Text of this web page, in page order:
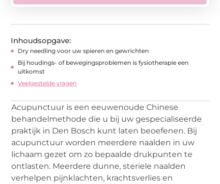
Inhoudsopgave:
Dry needling voor uw spieren en gewrichten
Bij houdings- of bewegingsproblemen is fysiotherapie een
uitkomst
Veelgestelde vragen
Acupunctuur is een eeuwenoude Chinese
behandelmethode die u bij uw gespecialiseerde
praktijk in Den Bosch kunt laten beoefenen. Bij
acupunctuur worden meerdere naalden in uw
lichaam gezet om zo bepaalde drukpunten te
ontlasten. Meerdere dunne, steriele naalden
verhelpen pijnklachten, krachtsverlies en